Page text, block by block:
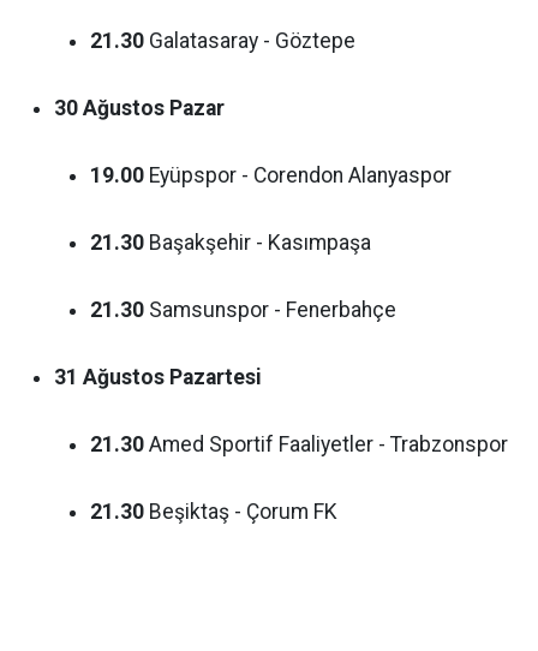
21.30 Galatasaray - Göztepe
30 Ağustos Pazar
19.00 Eyüpspor - Corendon Alanyaspor
21.30 Başakşehir - Kasımpaşa
21.30 Samsunspor - Fenerbahçe
31 Ağustos Pazartesi
21.30 Amed Sportif Faaliyetler - Trabzonspor
21.30 Beşiktaş - Çorum FK